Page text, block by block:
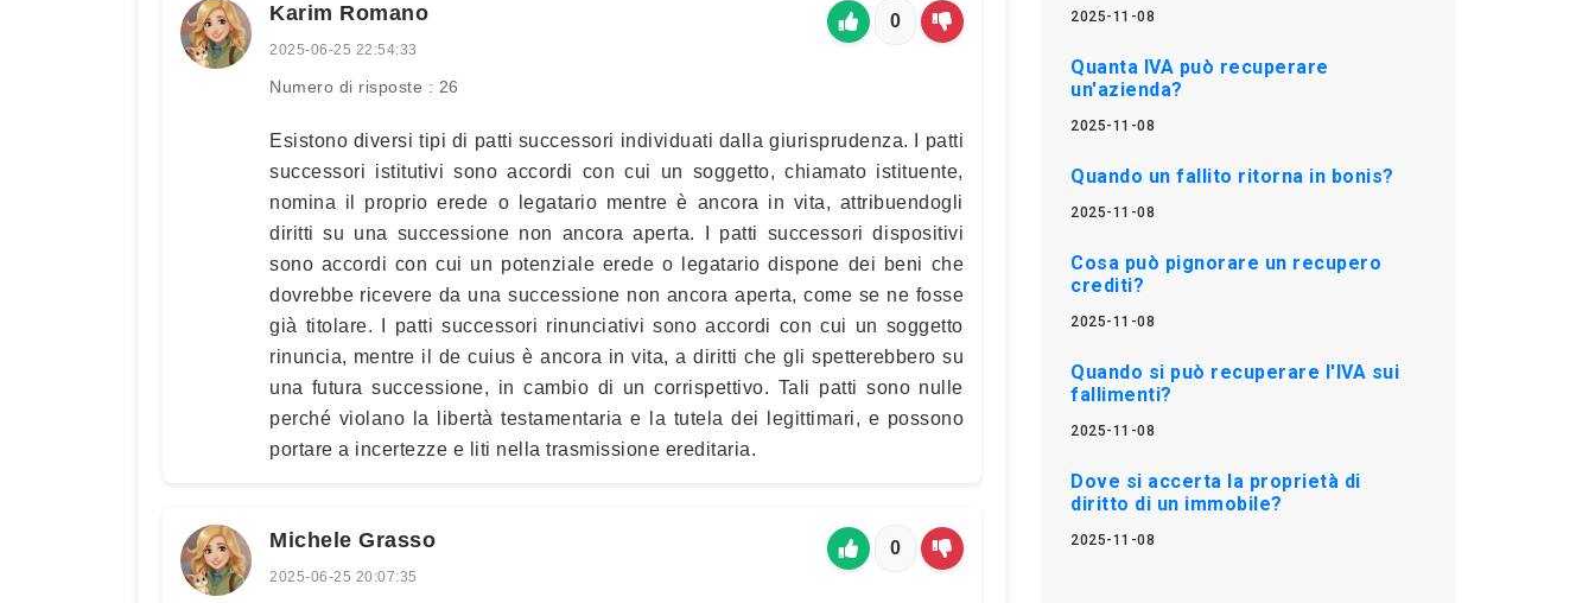
Karim Romano
2025-06-25 22:54:33
Numero di risposte : 26
0
Esistono diversi tipi di patti successori individuati dalla giurisprudenza. I patti
successori istitutivi sono accordi con cui un soggetto, chiamato istituente,
nomina il proprio erede o legatario mentre è ancora in vita, attribuendogli
diritti su una successione non ancora aperta. I patti successori dispositivi
sono accordi con cui un potenziale erede o legatario dispone dei beni che
dovrebbe ricevere da una successione non ancora aperta, come se ne fosse
già titolare. I patti successori rinunciativi sono accordi con cui un soggetto
rinuncia, mentre il de cuius è ancora in vita, a diritti che gli spetterebbero su
una futura successione, in cambio di un corrispettivo. Tali patti sono nulle
perché violano la libertà testamentaria e la tutela dei legittimari, e possono
portare a incertezze e liti nella trasmissione ereditaria.
Michele Grasso
2025-06-25 20:07:35
0
2025-11-08
Quanta IVA può recuperare
un'azienda?
2025-11-08
Quando un fallito ritorna in bonis?
2025-11-08
Cosa può pignorare un recupero
crediti?
2025-11-08
Quando si può recuperare l'IVA sui
fallimenti?
2025-11-08
Dove si accerta la proprietà di
diritto di un immobile?
2025-11-08